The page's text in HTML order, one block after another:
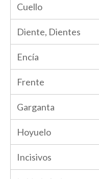
Cuello
Diente, Dientes
Encía
Frente
Garganta
Hoyuelo
Incisivos